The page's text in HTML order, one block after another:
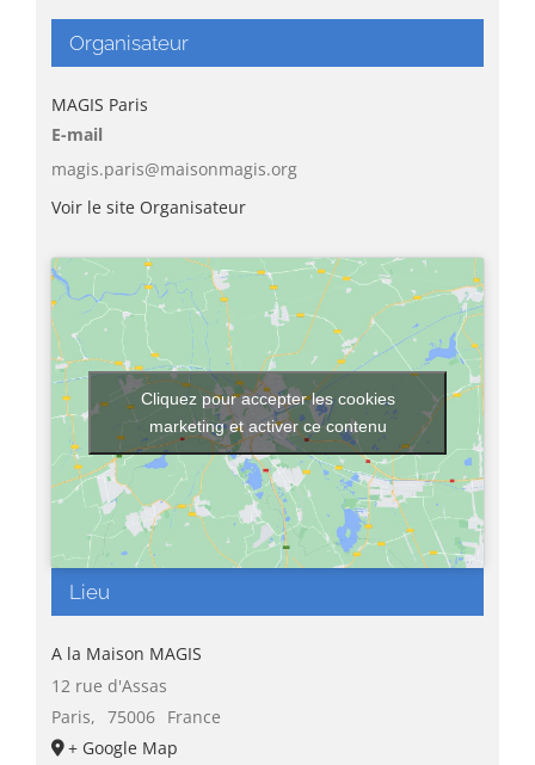
Organisateur
MAGIS Paris
E-mail
magis.paris@maisonmagis.org
Voir le site Organisateur
Lieu
A la Maison MAGIS
12 rue d'Assas
Paris, 75006 France
+ Google Map
Cliquez pour accepter les cookies
marketing et activer ce contenu